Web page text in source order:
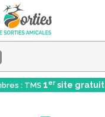
: TMS 1er site gratuit